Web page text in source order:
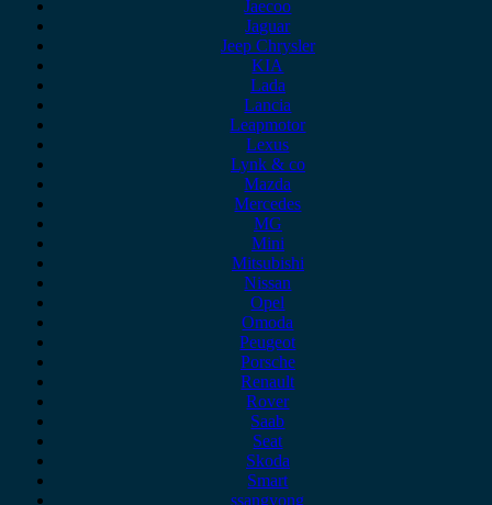
Jaecoo
Jaguar
Jeep Chrysler
KIA
Lada
Lancia
Leapmotor
Lexus
Lynk & co
Mazda
Mercedes
MG
Mini
Mitsubishi
Nissan
Opel
Omoda
Peugeot
Porsche
Renault
Rover
Saab
Seat
Skoda
Smart
ssangyong